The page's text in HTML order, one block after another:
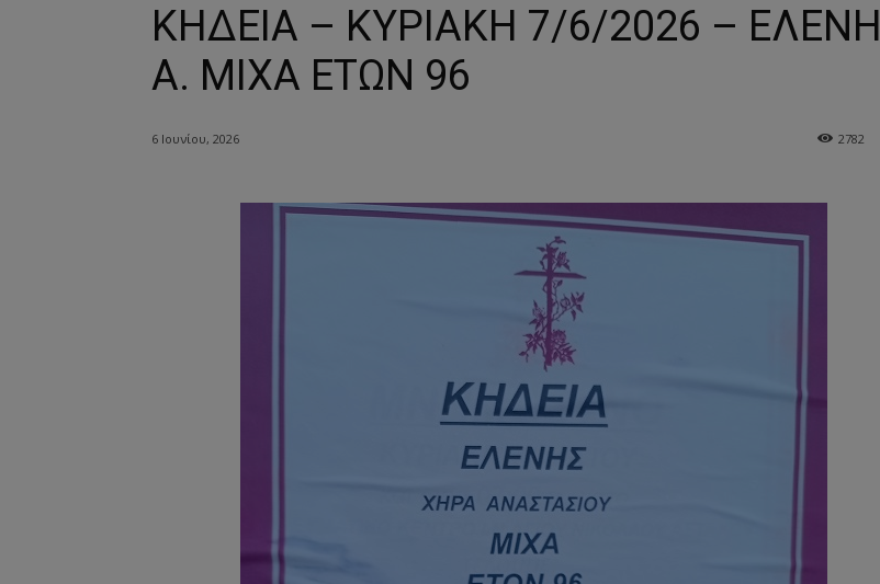
ΚΗΔΕΙΑ – ΚΥΡΙΑΚΗ 7/6/2026 – ΕΛΕΝΗ
Α. ΜΙΧΑ ΕΤΩΝ 96
6 Ιουνίου, 2026 2782